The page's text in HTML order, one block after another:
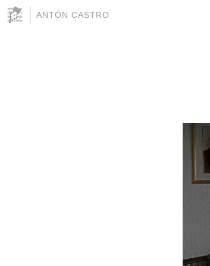
ANTÓN CASTRO